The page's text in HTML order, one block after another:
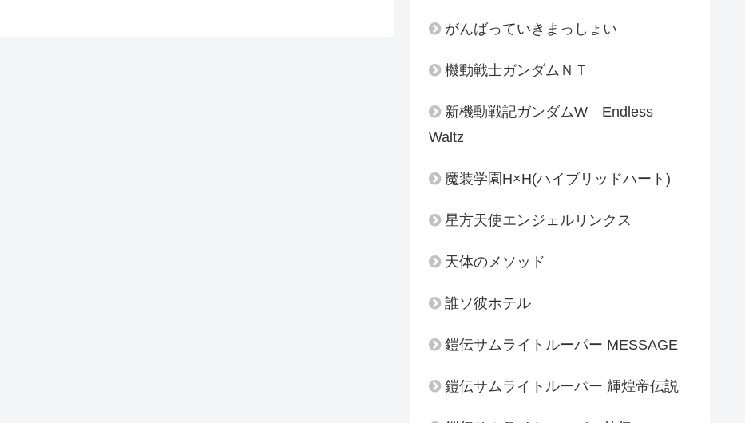
がんばっていきまっしょい
機動戦士ガンダムＮＴ
新機動戦記ガンダムW Endless
Waltz
魔装学園H×H(ハイブリッドハート)
星方天使エンジェルリンクス
天体のメソッド
誰ソ彼ホテル
鎧伝サムライトルーパー MESSAGE
鎧伝サムライトルーパー 輝煌帝伝説